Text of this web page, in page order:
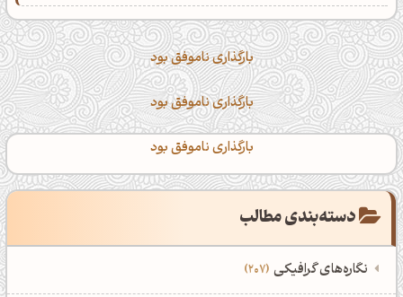
بارگذاری ناموفق بود
بارگذاری ناموفق بود
بارگذاری ناموفق بود
دسته‌بندی مطالب
نگاره‌های گرافیکی 207